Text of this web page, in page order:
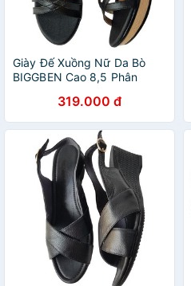
Giày Đế Xuồng Nữ Da Bò
BIGGBEN Cao 8,5 Phân
319.000 đ